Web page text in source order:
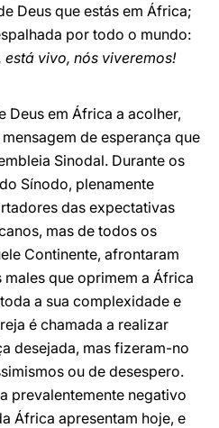
Deus que estás em África;
por todo o mundo:
vivo, nós viveremos!
Deus em África a acolher,
de esperança que
Sinodal. Durante os
Sínodo, plenamente
das expectativas
mas de todos os
Continente, afrontaram
que oprimem a África
a sua complexidade e
é chamada a realizar
desejada, mas fizeram-no
ou de desespero.
prevalentemente negativo
África apresentam hoje, e